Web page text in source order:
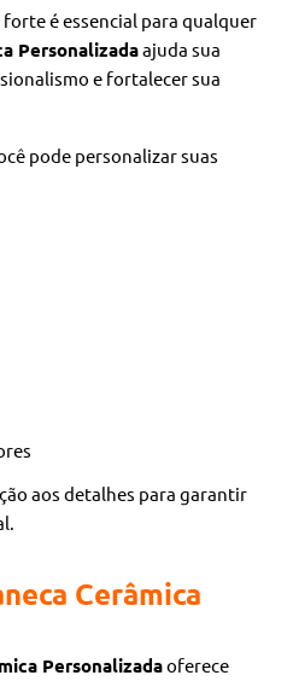
é essencial para qualquer
Personalizadaajuda sua
e fortalecer sua
pode personalizar suas
aos detalhes para garantir
Cerâmica
Personalizadaoferece